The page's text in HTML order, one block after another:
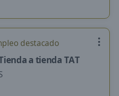
destacado
a tienda TAT